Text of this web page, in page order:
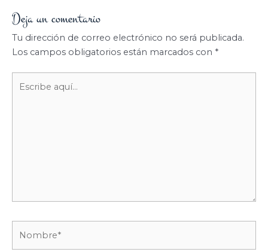
Deja un comentario
Tu dirección de correo electrónico no será publicada.
Los campos obligatorios están marcados con *
aquí...